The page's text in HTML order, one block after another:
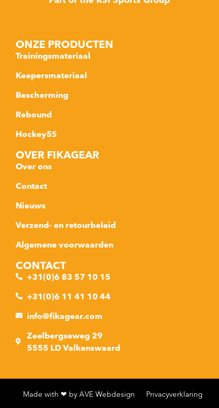
ONZE PRODUCTEN
Trainingsmateriaal
Keepersmateriaal
Bescherming
Rebound
Hockey5S
OVER FIKAGEAR
Over ons
Contact
Nieuws
Verzend- en retourbeleid
Algemene voorwaarden
CONTACT
+31(0)6 83 57 10 15
+31(0)6 11 41 10 44
info@fikagear.com
Zeelbergseweg 29
5555 LD Valkenswaard
Made with ❤ by AVE Webdesign Privacyverklaring